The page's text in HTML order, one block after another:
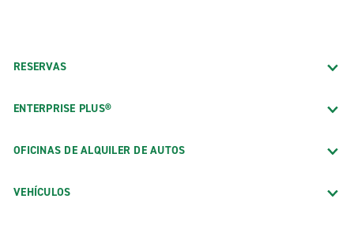
RESERVAS
ENTERPRISE PLUS®
OFICINAS DE ALQUILER DE AUTOS
VEHÍCULOS